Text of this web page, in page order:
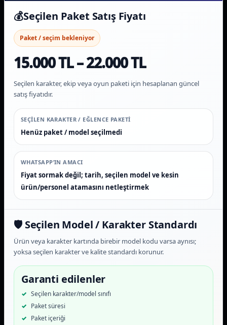
💰Seçilen Paket Satış Fiyatı
Paket / seçim bekleniyor
15.000 TL – 22.000 TL
Seçilen karakter, ekip veya oyun paketi için hesaplanan güncel
satış fiyatıdır.
SEÇILEN KARAKTER / EĞLENCE PAKETI
Henüz paket / model seçilmedi
WHATSAPP’IN AMACI
Fiyat sormak değil; tarih, seçilen model ve kesin
ürün/personel atamasını netleştirmek
🛡️ Seçilen Model / Karakter Standardı
Ürün veya karakter kartında birebir model kodu varsa aynısı;
yoksa seçilen karakter ve kalite standardı korunur.
Garanti edilenler
Seçilen karakter/model sınıfı
Paket süresi
Paket içeriği